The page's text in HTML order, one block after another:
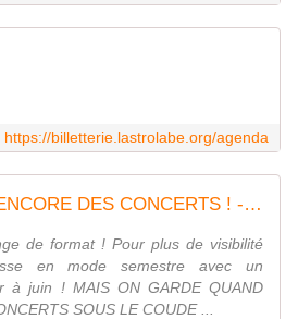
https://billetterie.lastrolabe.org/agenda
DES CONCERTS ENCORE DES CONCERTS ! - Astrolabe
de format ! Pour plus de visibilité
en mode semestre avec un
à juin ! MAIS ON GARDE QUAND
SOUS LE COUDE ...